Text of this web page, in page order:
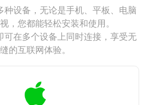
种设备，无论是手机、平板、电脑
，您都能轻松安装和使用。
可在多个设备上同时连接，享受无
缝的互联网体验。